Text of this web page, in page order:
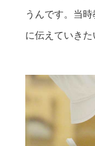
うんです。当
に伝えていきた